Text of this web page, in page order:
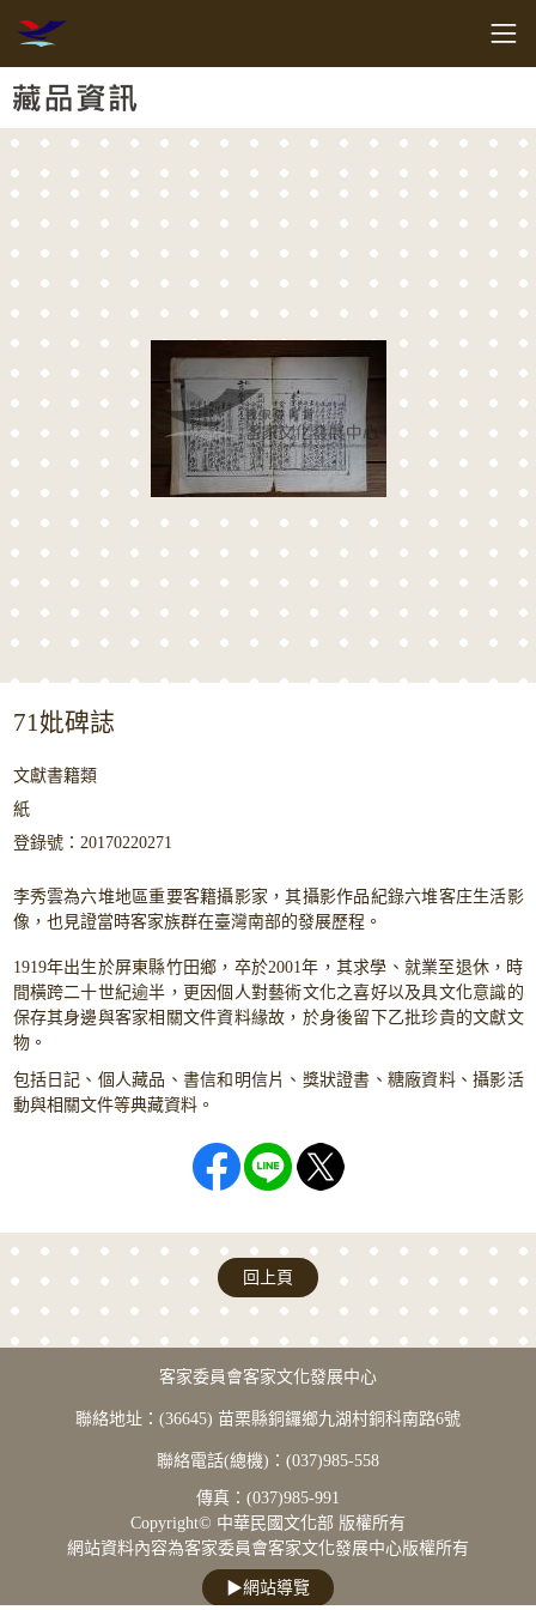
客家委員會客家文化發展中心
網頁導覽
藏品資訊
71妣碑誌
文獻書籍類
紙
登錄號：20170220271
李秀雲為六堆地區重要客籍攝影家，其攝影作品紀錄六堆客庄生活影
像，也見證當時客家族群在臺灣南部的發展歷程。
1919年出生於屏東縣竹田鄉，卒於2001年，其求學、就業至退休，時
間橫跨二十世紀逾半，更因個人對藝術文化之喜好以及具文化意識的
保存其身邊與客家相關文件資料緣故，於身後留下乙批珍貴的文獻文
物。
包括日記、個人藏品、書信和明信片、獎狀證書、糖廠資料、攝影活
動與相關文件等典藏資料。
回上頁
版權宣告
客家委員會客家文化發展中心
聯絡地址：(36645) 苗栗縣銅鑼鄉九湖村銅科南路6號
聯絡電話(總機)：(037)985-558
傳真：(037)985-991
Copyright© 中華民國文化部 版權所有
網站資料內容為客家委員會客家文化發展中心版權所有
▶網站導覽